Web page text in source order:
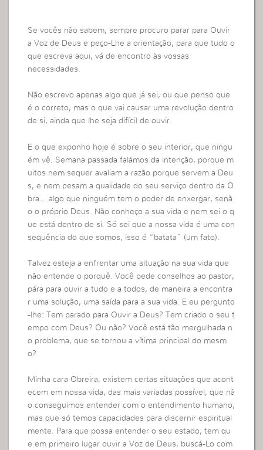
Se vocês não sabem, sempre procuro parar para Ouvir
a Voz de Deus e peço-Lhe a orientação, para que tudo o
que escreva aqui, vá de encontro às vossas
necessidades.
Não escrevo apenas algo que já sei, ou que penso que
é o correto, mas o que vai causar uma revolução dentro
de si, ainda que lhe seja difícil de ouvir.
E o que exponho hoje é sobre o seu interior, que ningu
ém vê. Semana passada falámos da intenção, porque m
uitos nem sequer avaliam a razão porque servem a Deu
s, e nem pesam a qualidade do seu serviço dentro da O
bra… algo que ninguém tem o poder de enxergar, senã
o o próprio Deus. Não conheço a sua vida e nem sei o q
ue está dentro de si. Só sei que a nossa vida é uma con
sequência do que somos, isso é “batata” (um fato).
Talvez esteja a enfrentar uma situação na sua vida que
não entende o porquê. Você pede conselhos ao pastor,
pára para ouvir a tudo e a todos, de maneira a encontra
r uma solução, uma saída para a sua vida. E eu pergunto
-lhe: Tem parado para Ouvir a Deus? Tem criado o seu t
empo com Deus? Ou não? Você está tão mergulhada n
o problema, que se tornou a vítima principal do mesm
o?
Minha cara Obreira, existem certas situações que acont
ecem em nossa vida, das mais variadas possível, que nã
o conseguimos entender com o entendimento humano,
mas que só temos capacidades para discernir espiritual
mente. Para que possa entender o seu estado, tem qu
e em primeiro lugar ouvir a Voz de Deus, buscá-Lo com